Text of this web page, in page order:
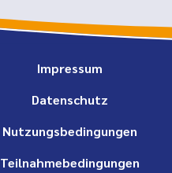
Impressum
Datenschutz
Nutzungsbedingungen
Teilnahmebedingungen